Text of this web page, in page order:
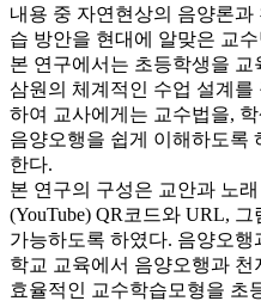
내용 중 자연현상의 음양론
습 방안을 현대에 알맞은 교
본 연구에서는 초등학생을
삼원의 체계적인 수업 설계를
하여 교사에게는 교수법을,
음양오행을 쉽게 이해하도록
한다.
본 연구의 구성은 교안과 노
(YouTube) QR코드와 URL,
가능하도록 하였다. 음양오
학교 교육에서 음양오행과
효율적인 교수학습모형을 초